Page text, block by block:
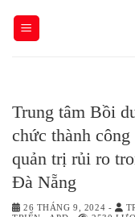
Trung tâm Bồi
chức thành
quản trị rủi ro
Đà Nẵng
26 THÁNG 9, 2024 -